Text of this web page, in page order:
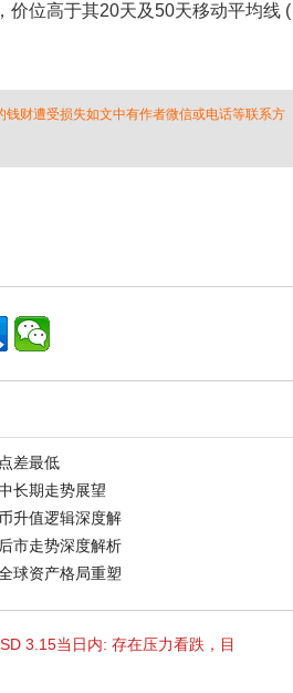
价位高于其20天及50天移动平均线 (
财遭受损失如文中有作者微信或电话等联系方
差最低
长期走势展望
升值逻辑深度解
市走势深度解析
球资产格局重塑
3.15当日内: 存在压力看跌，目